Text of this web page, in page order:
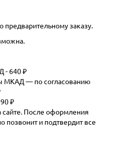
предварительному заказу.
- 640 ₽
МКАД — по согласованию
₽
сайте. После оформления
позвонит и подтвердит все